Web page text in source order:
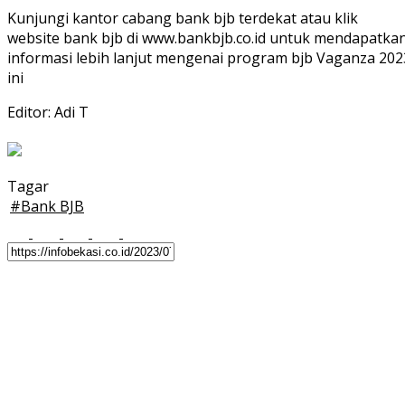
Kunjungi kantor cabang bank bjb terdekat atau klik
website bank bjb di www.bankbjb.co.id untuk
informasi lebih lanjut mengenai program bjb Vaganza
ini
Editor: Adi T
Tagar
#Bank BJB